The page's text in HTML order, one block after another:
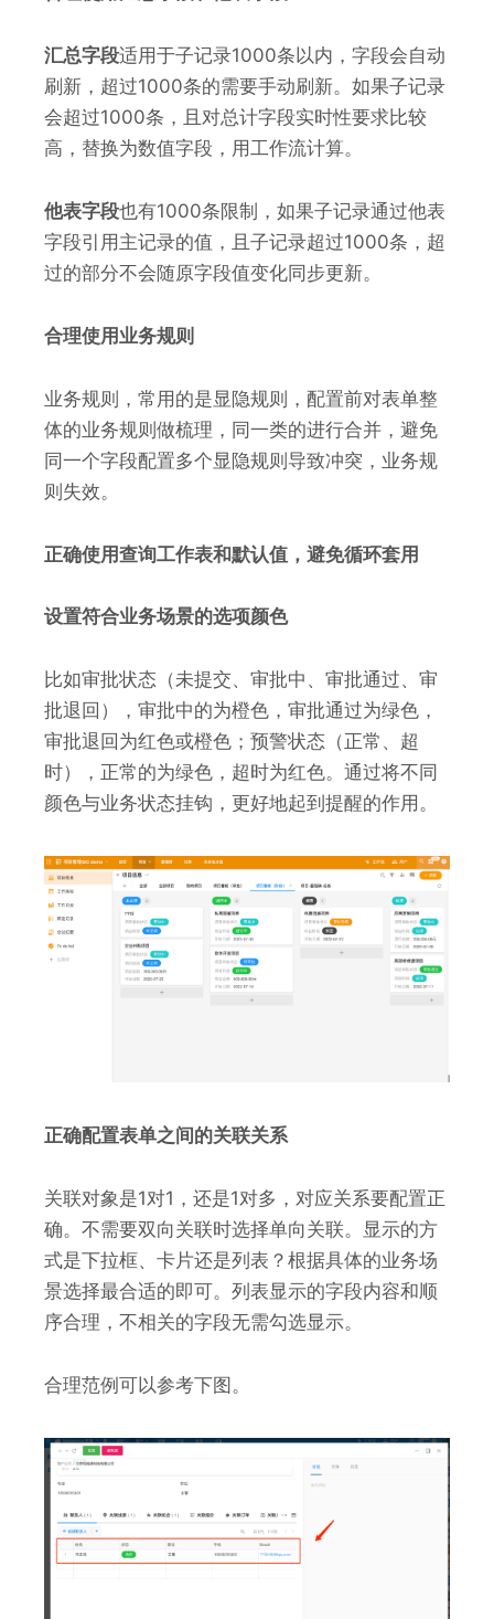
汇总字段适用于子记录1000条以内，字段会自动
刷新，超过1000条的需要手动刷新。如果子记录
会超过1000条，且对总计字段实时性要求比较
高，替换为数值字段，用工作流计算。
他表字段也有1000条限制，如果子记录通过他表
字段引用主记录的值，且子记录超过1000条，超
过的部分不会随原字段值变化同步更新。
合理使用业务规则
业务规则，常用的是显隐规则，配置前对表单整
体的业务规则做梳理，同一类的进行合并，避免
同一个字段配置多个显隐规则导致冲突，业务规
则失效。
正确使用查询工作表和默认值，避免循环套用
设置符合业务场景的选项颜色
比如审批状态（未提交、审批中、审批通过、审
批退回），审批中的为橙色，审批通过为绿色，
审批退回为红色或橙色；预警状态（正常、超
时），正常的为绿色，超时为红色。通过将不同
颜色与业务状态挂钩，更好地起到提醒的作用。
正确配置表单之间的关联关系
关联对象是1对1，还是1对多，对应关系要配置正
确。不需要双向关联时选择单向关联。显示的方
式是下拉框、卡片还是列表？根据具体的业务场
景选择最合适的即可。列表显示的字段内容和顺
序合理，不相关的字段无需勾选显示。
合理范例可以参考下图。